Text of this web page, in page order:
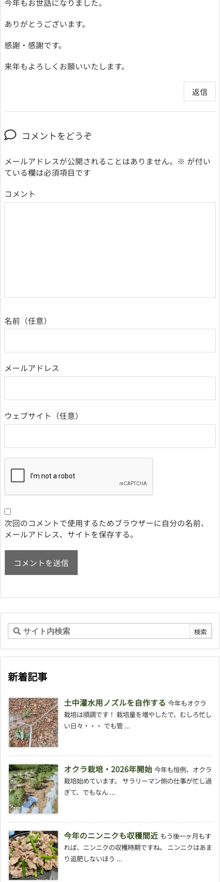
今年もお世話になりました。
ありがとうございます。
感謝・感謝です。
来年もよろしくお願いいたします。
返信
コメントをどうぞ
メールアドレスが公開されることはありません。 ※ が付い
ている欄は必須項目です
コメント
名前
メールアドレス
ウェブサイト
次回のコメントで使用するためブラウザーに自分の名前、
メールアドレス、サイトを保存する。
新着記事
土中灌水用ノズルを自作する 今年もオクラ
栽培は順調です！ 栽培量を増やしたで、むしろ忙し
い日々・・・ でも管 ...
オクラ栽培・2026年開始 今年も恒例、オクラ
栽培始めています。 サラリーマン側の仕事が忙し過
ぎて、でもなん ...
今年のニンニクも収穫間近 もう後一ヶ月もす
れば、ニンニクの収穫時期ですね。 ニンニクはあま
り追肥しないほう ...